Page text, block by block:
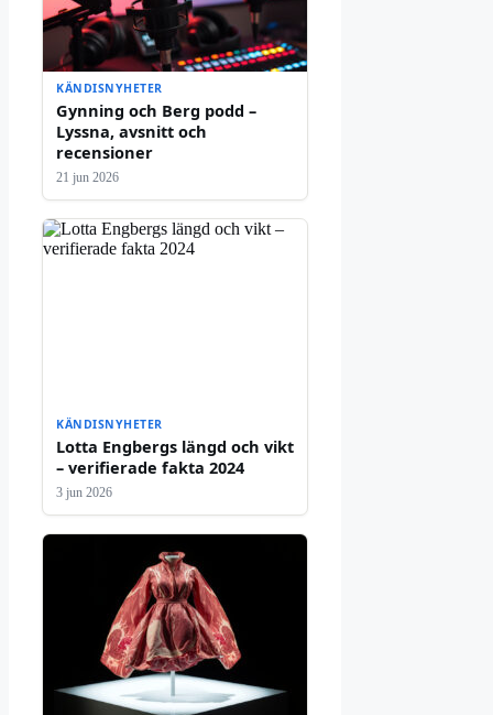
KÄNDISNYHETER
Gynning och Berg podd –
Lyssna, avsnitt och
recensioner
21 jun 2026
KÄNDISNYHETER
Lotta Engbergs längd och vikt
– verifierade fakta 2024
3 jun 2026